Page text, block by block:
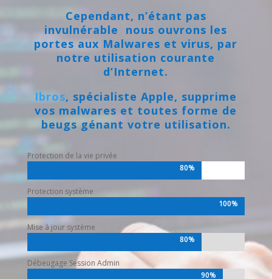
Cependant, n’étant pas
invulnérable nous ouvrons les
portes aux Malwares et virus, par
notre utilisation courante
d’Internet.
Ibros, spécialiste Apple, supprime
vos malwares et toutes forme de
beugs génant votre utilisation.
Protection de la vie privée
80%
80%
Protection système
100%
100%
Mise à jour système
80%
80%
Débeugage Session Admin
90%
90%